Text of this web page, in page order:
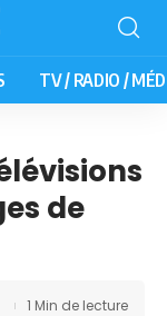
TV / RADIO /
de
1 Min de lecture